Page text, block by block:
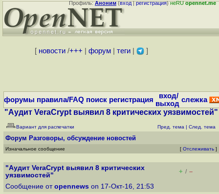
Профиль:Аноним(вход|регистрация)неRUopennet.me
[ новости/+++ форум| теги| ]
форумы правила/FAQ поиск регистрация
вход/
выход слежка
"Аудит VeraCrypt выявил 8 критических уязвимостей"
Вариант для распечатки Пред. тема | След. тема
Форум Разговоры, обсуждение новостей
Изначальное сообщение [ Отслеживать ]
"Аудит VeraCrypt выявил 8 критических
уязвимостей"
+ / –
Сообщение от opennews on 17-Окт-16, 21:53